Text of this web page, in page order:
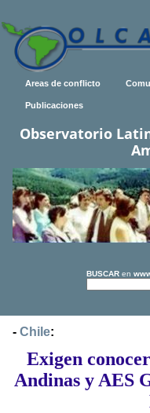
Areas de conflicto
Publicaciones
Observatorio
BUSCAR en
- Chile:
Exigen
Andinas y AES